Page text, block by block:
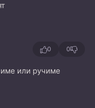
0 0
или ручиме